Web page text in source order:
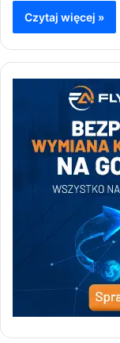
Czytaj więcej »